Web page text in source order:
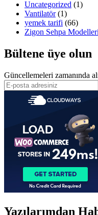
Uncategorized (1)
Vantilatör(1)
yemek tarifi (66)
Zigon Sehpa Modelleri
Bültene üye olun
Güncellemeleri zamanında
Yazılarımdan